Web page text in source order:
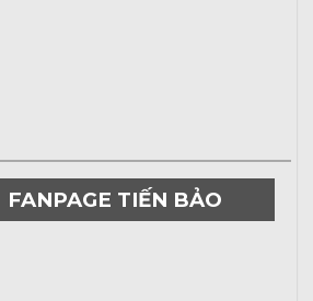
FANPAGE TIẾN BẢO